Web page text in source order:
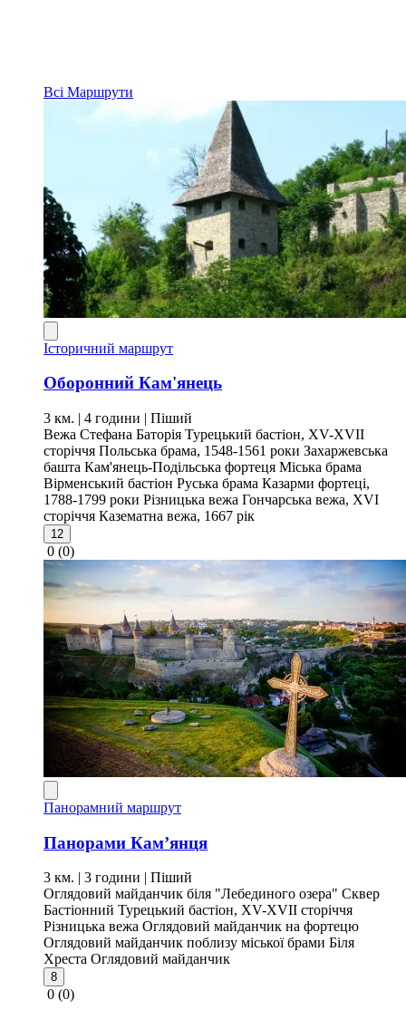
Всі Маршрути
Історичний маршрут
Оборонний Кам'янець
3 км. | 4 години | Піший
Вежа Стефана Баторія Турецький бастіон, XV-XVII
сторіччя Польська брама, 1548-1561 роки Захаржевська
башта Кам'янець-Подільська фортеця Міська брама
Вірменський бастіон Руська брама Казарми фортеці,
1788-1799 роки Різницька вежа Гончарська вежа, XVI
сторіччя Казематна вежа, 1667 рік
12
0 (0)
Панорамний маршрут
Панорами Кам’янця
3 км. | 3 години | Піший
Оглядовий майданчик біля "Лебединого озера" Сквер
Бастіонний Турецький бастіон, XV-XVII сторіччя
Різницька вежа Оглядовий майданчик на фортецю
Оглядовий майданчик поблизу міської брами Біля
Хреста Оглядовий майданчик
8
0 (0)